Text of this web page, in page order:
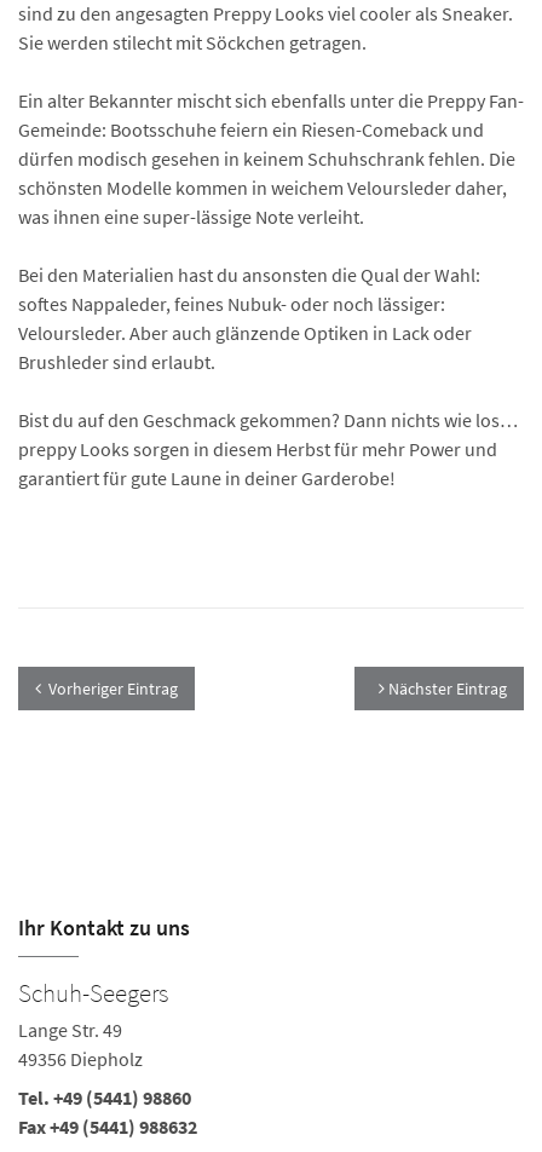
sind zu den angesagten Preppy Looks viel cooler als Sneaker.
Sie werden stilecht mit Söckchen getragen.
Ein alter Bekannter mischt sich ebenfalls unter die Preppy Fan-
Gemeinde: Bootsschuhe feiern ein Riesen-Comeback und
dürfen modisch gesehen in keinem Schuhschrank fehlen. Die
schönsten Modelle kommen in weichem Veloursleder daher,
was ihnen eine super-lässige Note verleiht.
Bei den Materialien hast du ansonsten die Qual der Wahl:
softes Nappaleder, feines Nubuk- oder noch lässiger:
Veloursleder. Aber auch glänzende Optiken in Lack oder
Brushleder sind erlaubt.
Bist du auf den Geschmack gekommen? Dann nichts wie los…
preppy Looks sorgen in diesem Herbst für mehr Power und
garantiert für gute Laune in deiner Garderobe!
Vorheriger Eintrag Nächster Eintrag
Ihr Kontakt zu uns
Schuh-Seegers
Lange Str. 49
49356 Diepholz
Tel. +49 (5441) 98860
Fax +49 (5441) 988632